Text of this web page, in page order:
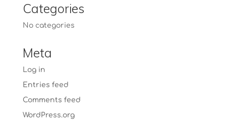
Categories
No categories
Meta
Log in
Entries feed
Comments feed
WordPress.org